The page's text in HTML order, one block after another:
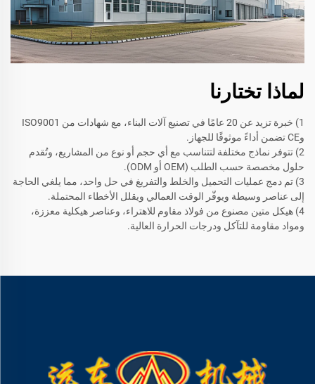
لماذا تختارنا
1) خبرة تزيد عن 20 عامًا في تصنيع آلات البناء، مع شهادات من ISO9001
وCE تضمن أداءً موثوقًا للجهاز.
2) تتوفر نماذج مختلفة لتتناسب مع أي حجم أو نوع من المشاريع، وتُقدم
حلول مخصصة حسب الطلب (OEM أو ODM).
3) تم دمج عمليات التحميل والخلط والتفريغ في حل واحد، مما يلغي الحاجة
إلى عناصر وسيطة ويوفّر الوقت العمالي ويقلل الأخطاء المحتملة.
4) هيكل متين مصنوع من فولاذ مقاوم للاهتراء، وعناصر هيكلية معززة،
ومواد مقاومة للتآكل ودرجات الحرارة العالية.